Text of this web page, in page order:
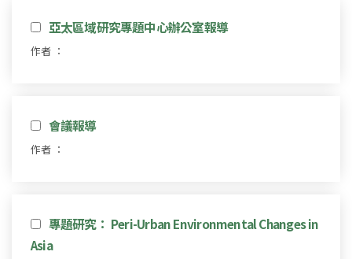
亞太區域研究專題中心辦公室報導
作者 ：
會議報導
作者 ：
專題研究： Peri-Urban Environmental Changes in
Asia